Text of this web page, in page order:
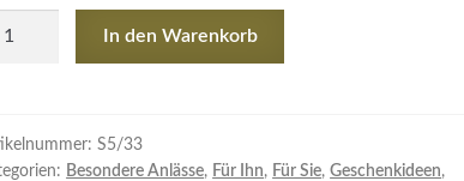
In den Warenkorb
S5/33
Besondere Anlässe, Für Ihn, Für Sie,Geschenkideen,